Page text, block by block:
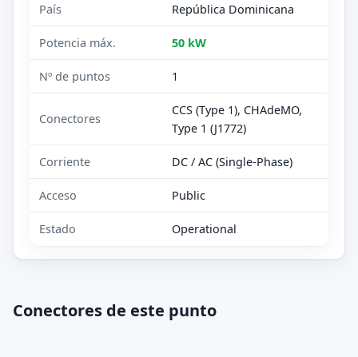
País República Dominicana
Potencia máx. 50 kW
Nº de puntos 1
Conectores
CCS (Type 1), CHAdeMO,
Type 1 (J1772)
Corriente DC / AC (Single-Phase)
Acceso Public
Estado Operational
Conectores de este punto